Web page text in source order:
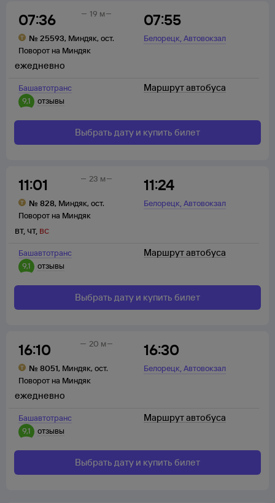
07:36
№ 25593, Миндяк, ост.
Поворот на Миндяк
07:55
Белорецк,Автовокзал
19 м
Башавтотранс
9,1
отзывы
ежедневно
Маршрут автобуса
Выбрать дату и купить билет
11:01
№ 828, Миндяк, ост.
Поворот на Миндяк
11:24
Белорецк,Автовокзал
23 м
Башавтотранс
9,1
отзывы
вт, чт, вс
Маршрут автобуса
Выбрать дату и купить билет
16:10
№ 8051, Миндяк, ост.
Поворот на Миндяк
16:30
Белорецк,Автовокзал
20 м
Башавтотранс
9,1
отзывы
ежедневно
Маршрут автобуса
Выбрать дату и купить билет